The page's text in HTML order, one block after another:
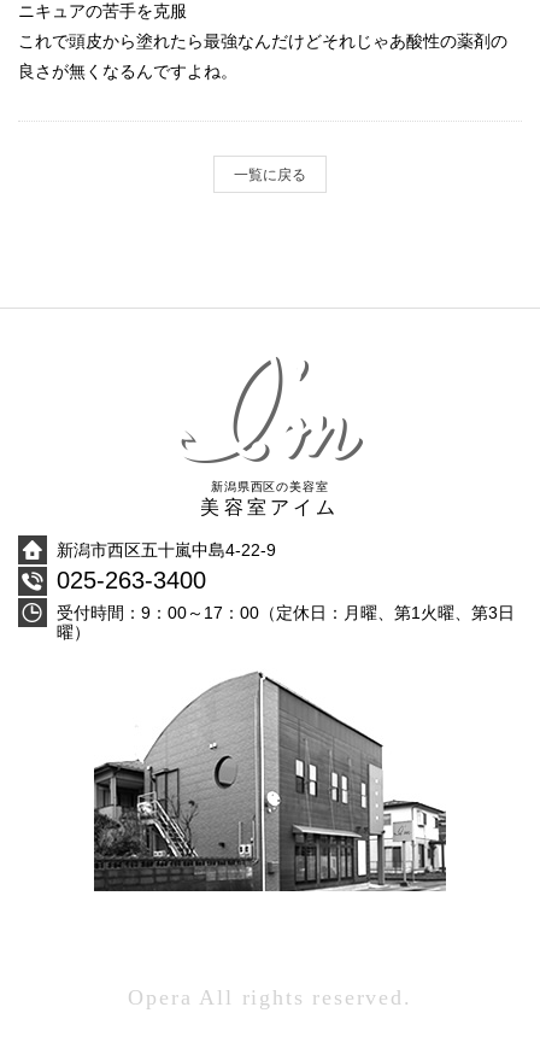
ニキュアの苦手を克服
これで頭皮から塗れたら最強なんだけどそれじゃあ酸性の薬剤の
良さが無くなるんですよね。
一覧に戻る
新潟県西区の美容室
美容室アイム
新潟市西区五十嵐中島4-22-9
025-263-3400
受付時間：9：00～17：00（定休日：月曜、第1火曜、第3日
曜）
Opera All rights reserved.